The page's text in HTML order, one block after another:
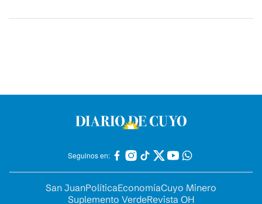
Seguinos en:
San JuanPolíticaEconomíaCuyo Minero
Suplemento VerdeRevista OH